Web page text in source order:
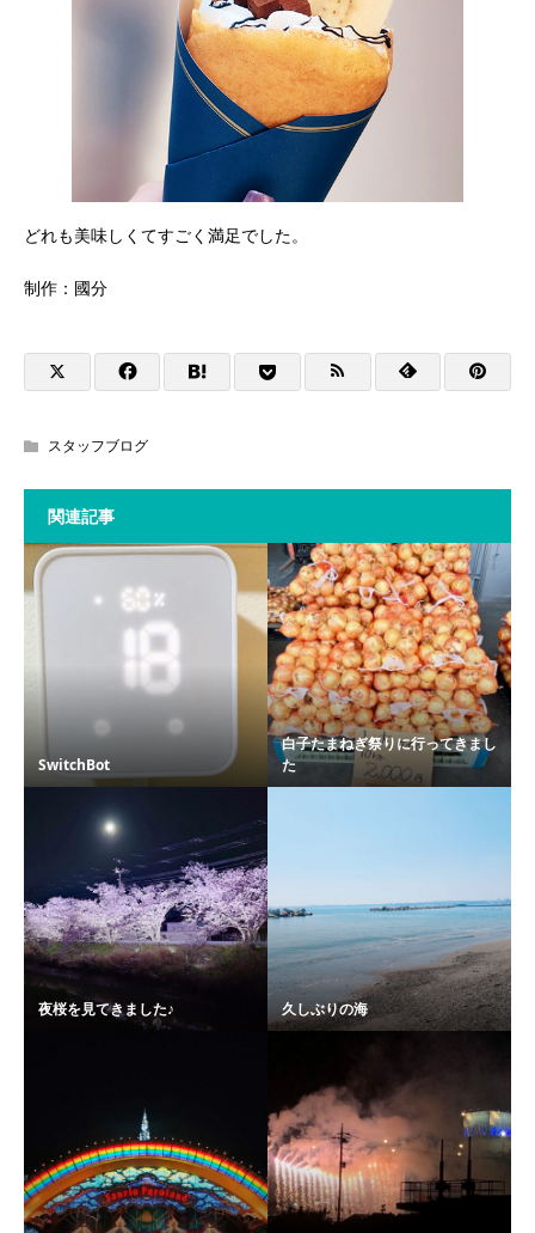
どれも美味しくてすごく満足でした。
制作：國分
スタッフブログ
関連記事
SwitchBot
白子たまねぎ祭りに行ってきまし
た
夜桜を見てきました♪ 久しぶりの海